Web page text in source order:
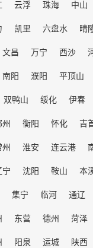
云浮 珠海 中山
凯里 六盘水 晴
文昌 万宁 西沙
南阳 濮阳 平顶山
双鸭山 绥化 伊春
州 衡阳 怀化 吉
州 淮安 连云港
宁 沈阳 鞍山 本
集宁 临河 通辽
东营 德州 菏泽
阳泉 运城 陕西